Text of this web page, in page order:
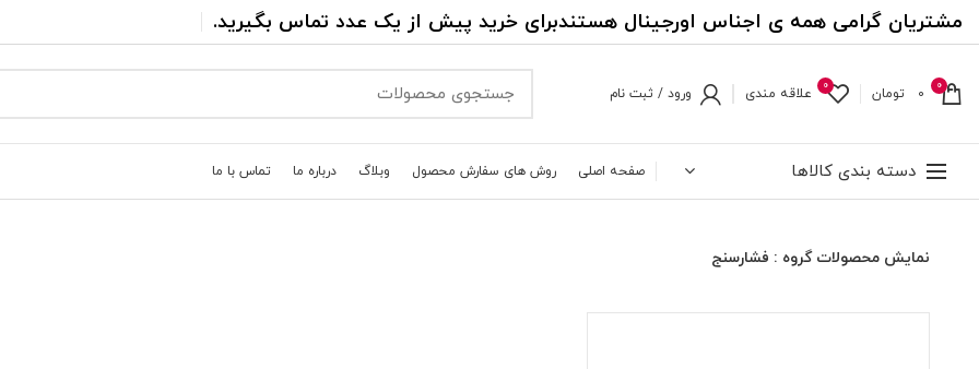
مشتریان گرامی همه ی اجناس اورجینال هستندبرای خرید پیش از یک عدد تماس بگیرید.
0
0 تومان 0 علاقه مندی ورود / ثبت نام
دسته بندی کالاها صفحه اصلی روش های سفارش محصول وبلاگ درباره ما تماس با ما
نمایش محصولات گروه : فشارسنج